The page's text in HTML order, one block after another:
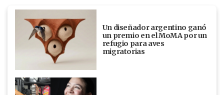
Un diseñador argentino ganó
un premio en el MoMA por un
refugio para aves
migratorias